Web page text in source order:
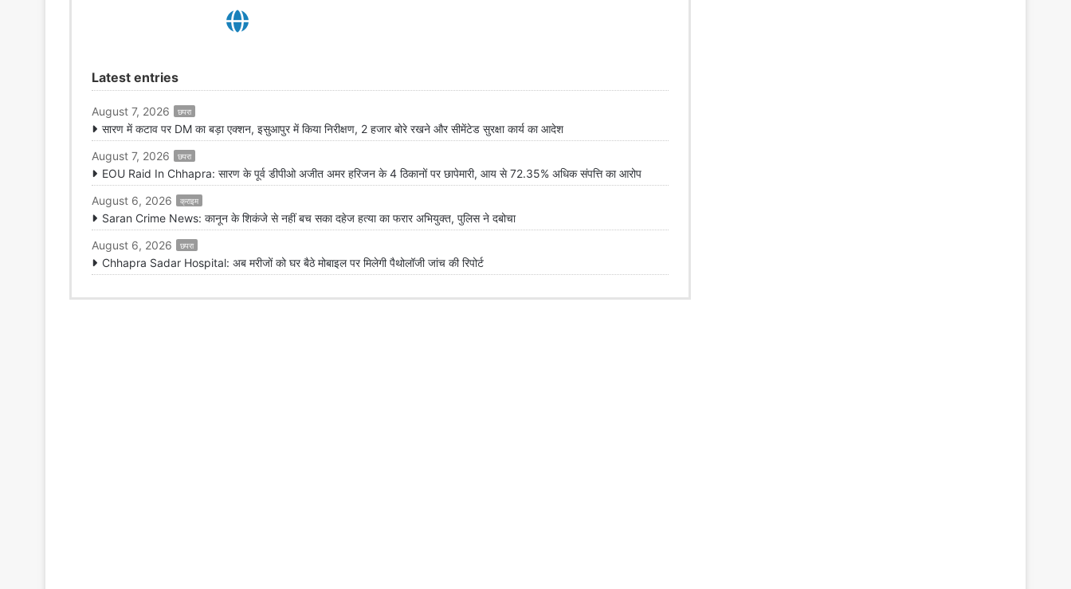
Latest entries
August 7, 2026 छपरा
सारण में कटाव पर DM का बड़ा एक्शन, इसुआपुर में किया निरीक्षण, 2 हजार बोरे रखने और सीमेंटेड सुरक्षा कार्य का आदेश
August 7, 2026
छपरा
EOU Raid In Chhapra: सारण के पूर्व डीपीओ अजीत अमर हरिजन के 4 ठिकानों पर छापेमारी, आय से 72.35% अधिक संपत्ति का आरोप
August 6, 2026
क्राइम
Saran Crime News: कानून के शिकंजे से नहीं बच सका दहेज हत्या का फरार अभियुक्त, पुलिस ने दबोचा
August 6, 2026
छपरा
Chhapra Sadar Hospital: अब मरीजों को घर बैठे मोबाइल पर मिलेगी पैथोलॉजी जांच की रिपोर्ट